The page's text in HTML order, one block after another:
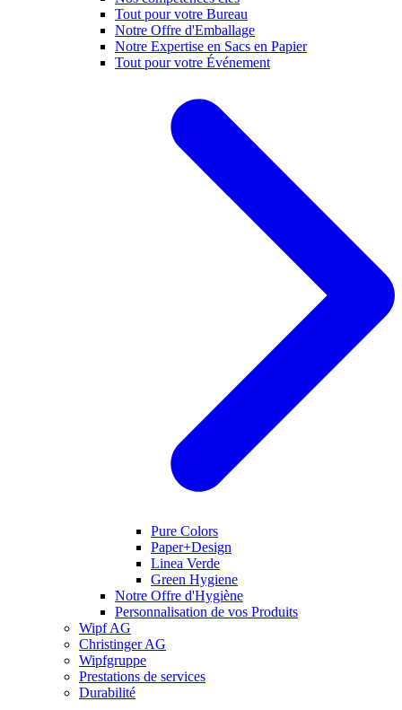
Tout pour votre Bureau
Notre Offre d'Emballage
Notre Expertise en Sacs en Papier
Tout pour votre Événement
Pure Colors
Paper+Design
Linea Verde
Green Hygiene
Notre Offre d'Hygiène
Personnalisation de vos Produits
Wipf AG
Christinger AG
Wipfgruppe
Prestations de services
Durabilité